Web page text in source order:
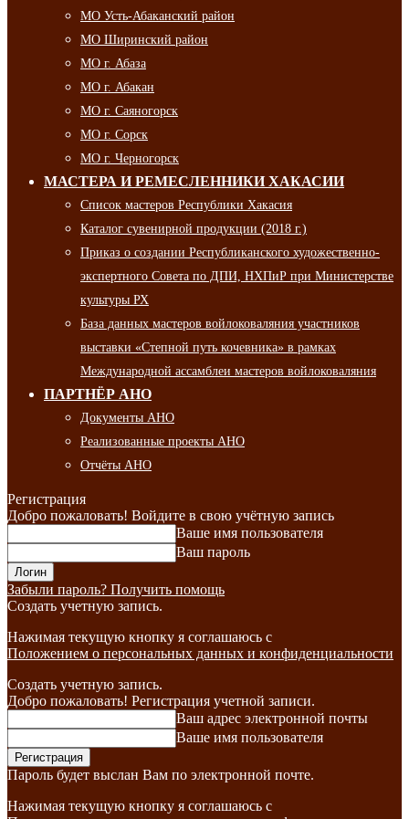
МО Усть-Абаканский район
МО Ширинский район
МО г. Абаза
МО г. Абакан
МО г. Саяногорск
МО г. Сорск
МО г. Черногорск
МАСТЕРА И РЕМЕСЛЕННИКИ ХАКАСИИ
Список мастеров Республики Хакасия
Каталог сувенирной продукции (2018 г.)
Приказ о создании Республиканского художественно-
экспертного Совета по ДПИ, НХПиР при Министерстве
культуры РХ
База данных мастеров войлоковаляния участников
выставки «Степной путь кочевника» в рамках
Международной ассамблеи мастеров войлоковаляния
ПАРТНЁР АНО
Документы АНО
Реализованные проекты АНО
Отчёты АНО
Регистрация
Добро пожаловать! Войдите в свою учётную запись
Ваше имя пользователя
Ваш пароль
Забыли пароль? Получить помощь
Создать учетную запись.
Нажимая текущую кнопку я соглашаюсь с
Положением о персональных данных и конфиденциальности
Создать учетную запись.
Добро пожаловать! Регистрация учетной записи.
Ваш адрес электронной почты
Ваше имя пользователя
Пароль будет выслан Вам по электронной почте.
Нажимая текущую кнопку я соглашаюсь с